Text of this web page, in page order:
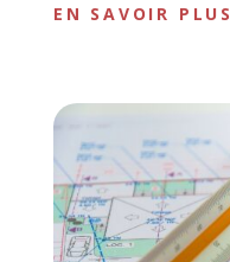
EN SAVOIR PLUS